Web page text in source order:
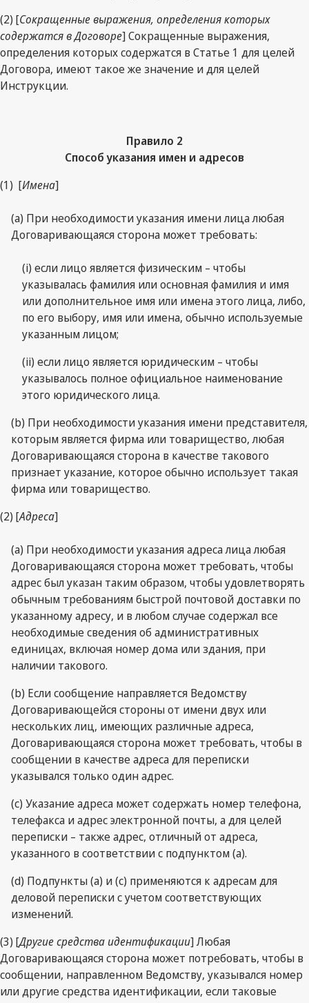
(2) [Сокращенные выражения, определения которых
содержатся в Договоре] Сокращенные выражения,
определения которых содержатся в Статье 1 для целей
Договора, имеют такое же значение и для целей
Инструкции.
Правило 2
Способ указания имен и адресов
(1) [Имена]
(а) При необходимости указания имени лица любая
Договаривающаяся сторона может требовать:
(i) если лицо является физическим – чтобы
указывалась фамилия или основная фамилия и имя
или дополнительное имя или имена этого лица, либо,
по его выбору, имя или имена, обычно используемые
указанным лицом;
(ii) если лицо является юридическим – чтобы
указывалось полное официальное наименование
этого юридического лица.
(b) При необходимости указания имени представителя,
которым является фирма или товарищество, любая
Договаривающаяся сторона в качестве такового
признает указание, которое обычно использует такая
фирма или товарищество.
(2) [Адреса]
(а) При необходимости указания адреса лица любая
Договаривающаяся сторона может требовать, чтобы
адрес был указан таким образом, чтобы удовлетворять
обычным требованиям быстрой почтовой доставки по
указанному адресу, и в любом случае содержал все
необходимые сведения об административных
единицах, включая номер дома или здания, при
наличии такового.
(b) Если сообщение направляется Ведомству
Договаривающейся стороны от имени двух или
нескольких лиц, имеющих различные адреса,
Договаривающаяся сторона может требовать, чтобы в
сообщении в качестве адреса для переписки
указывался только один адрес.
(с) Указание адреса может содержать номер телефона,
телефакса и адрес электронной почты, а для целей
переписки – также адрес, отличный от адреса,
указанного в соответствии с подпунктом (а).
(d) Подпункты (а) и (с) применяются к адресам для
деловой переписки с учетом соответствующих
изменений.
(3) [Другие средства идентификации] Любая
Договаривающаяся сторона может потребовать, чтобы в
сообщении, направленном Ведомству, указывался номер
или другие средства идентификации, если таковые